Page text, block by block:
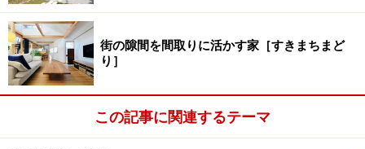
め込まれた窓が通行人の視線を遮っています。広めのポ
ーチは、買い物やベビーカーの一時置き場としてとても
重宝です。
◆建築家プロフィールと建築データ
街の隙間を間取りに活かす家［すきまちまど
り］
この記事に関連するテーマ